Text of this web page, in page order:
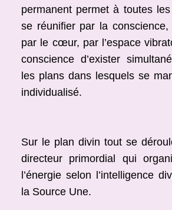
permanent permet à toutes
se réunifier par la
par le cœur, par l’espace
conscience d’exister
les plans dans lesquels se
individualisé.
Sur le plan divin tout se
directeur primordial qui
l’énergie selon l’intelligence
la Source Une.